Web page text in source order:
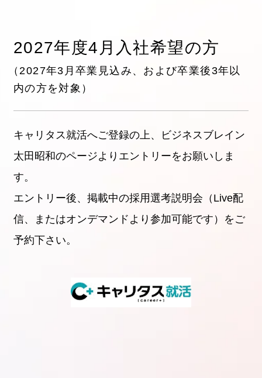
2027年度4月入社希望の方
（2027年3月卒業見込み、および卒業後3年以
内の方を対象）
キャリタス就活へご登録の上、ビジネスブレイン
太田昭和のページよりエントリーをお願いしま
す。
エントリー後、掲載中の採用選考説明会（Live配
信、またはオンデマンドより参加可能です）をご
予約下さい。